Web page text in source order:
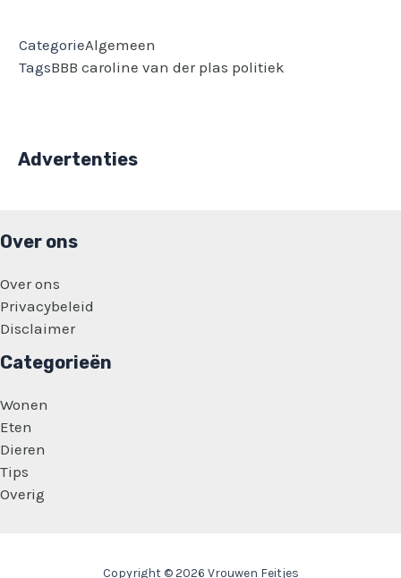
CategorieAlgemeen
TagsBBB caroline van der plas politiek
Advertenties
Over ons
Over ons
Privacybeleid
Disclaimer
Categorieën
Wonen
Eten
Dieren
Tips
Overig
Copyright © 2026 Vrouwen Feitjes